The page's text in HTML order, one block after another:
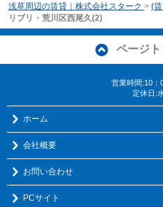
浅草周辺の賃貸｜株式会社スターク > (
リブリ・荒川区西尾久(2)
ページ
営業時間:10：
定休日:
ホーム
会社概要
お問い合わせ
PCサイト